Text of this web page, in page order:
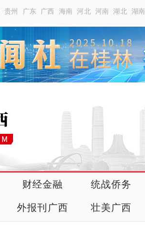
贵州 广东 广西 海南 河北 河南 湖北 湖南
财经金融 统战侨务
外报刊广西 壮美广西